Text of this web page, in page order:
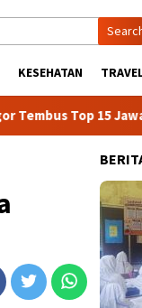
KESEHATAN
Barat